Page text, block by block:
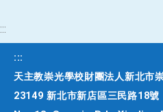
:::
:::
天主教崇光學校財團法人新北市
23149 新北市新店區三民路18號